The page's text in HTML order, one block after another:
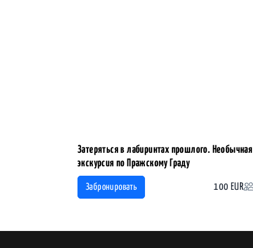
Затеряться в лабиринтах прошлого. Необычная
экскурсия по Пражскому Граду
Забронировать 100 EUR